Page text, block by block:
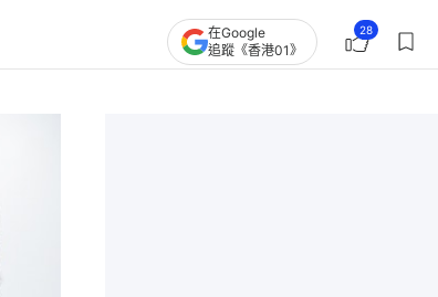
在Google
追蹤《香港01》
28